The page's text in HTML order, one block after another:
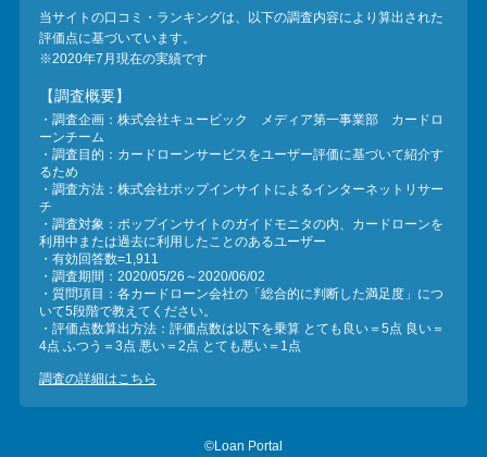
当サイトの口コミ・ランキングは、以下の調査内容により算出された
評価点に基づいています。
※2020年7月現在の実績です
【調査概要】
・調査企画：株式会社キュービック メディア第一事業部 カードロ
ーンチーム
・調査目的：カードローンサービスをユーザー評価に基づいて紹介す
るため
・調査方法：株式会社ポップインサイトによるインターネットリサー
チ
・調査対象：ポップインサイトのガイドモニタの内、カードローンを
利用中または過去に利用したことのあるユーザー
・有効回答数=1,911
・調査期間：2020/05/26～2020/06/02
・質問項目：各カードローン会社の「総合的に判断した満足度」につ
いて5段階で教えてください。
・評価点数算出方法：評価点数は以下を乗算 とても良い＝5点 良い＝
4点 ふつう＝3点 悪い＝2点 とても悪い＝1点
調査の詳細はこちら
©Loan Portal